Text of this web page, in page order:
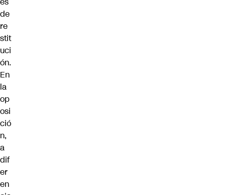
de
re
stit
uci
ón.
En
la
op
osi
ció
n,
a
dif
er
en